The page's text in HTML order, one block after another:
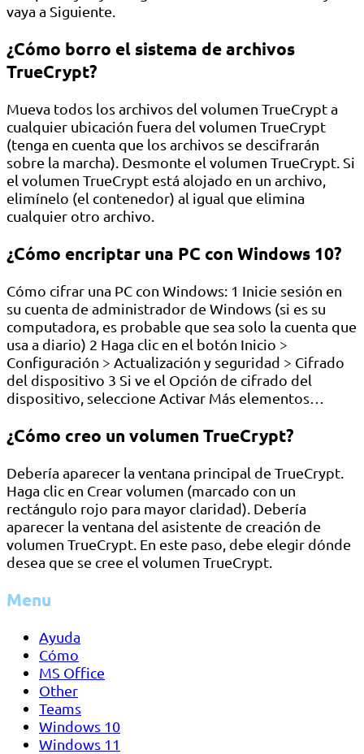
vaya a Siguiente.
¿Cómo borro el sistema de archivos
TrueCrypt?
Mueva todos los archivos del volumen TrueCrypt a
cualquier ubicación fuera del volumen TrueCrypt
(tenga en cuenta que los archivos se descifrarán
sobre la marcha). Desmonte el volumen TrueCrypt. Si
el volumen TrueCrypt está alojado en un archivo,
elimínelo (el contenedor) al igual que elimina
cualquier otro archivo.
¿Cómo encriptar una PC con Windows 10?
Cómo cifrar una PC con Windows: 1 Inicie sesión en
su cuenta de administrador de Windows (si es su
computadora, es probable que sea solo la cuenta que
usa a diario) 2 Haga clic en el botón Inicio >
Configuración > Actualización y seguridad > Cifrado
del dispositivo 3 Si ve el Opción de cifrado del
dispositivo, seleccione Activar Más elementos…
¿Cómo creo un volumen TrueCrypt?
Debería aparecer la ventana principal de TrueCrypt.
Haga clic en Crear volumen (marcado con un
rectángulo rojo para mayor claridad). Debería
aparecer la ventana del asistente de creación de
volumen TrueCrypt. En este paso, debe elegir dónde
desea que se cree el volumen TrueCrypt.
Menu
Ayuda
Cómo
MS Office
Other
Teams
Windows 10
Windows 11